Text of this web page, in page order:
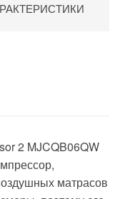
2 MJCQB06QW
матрасов